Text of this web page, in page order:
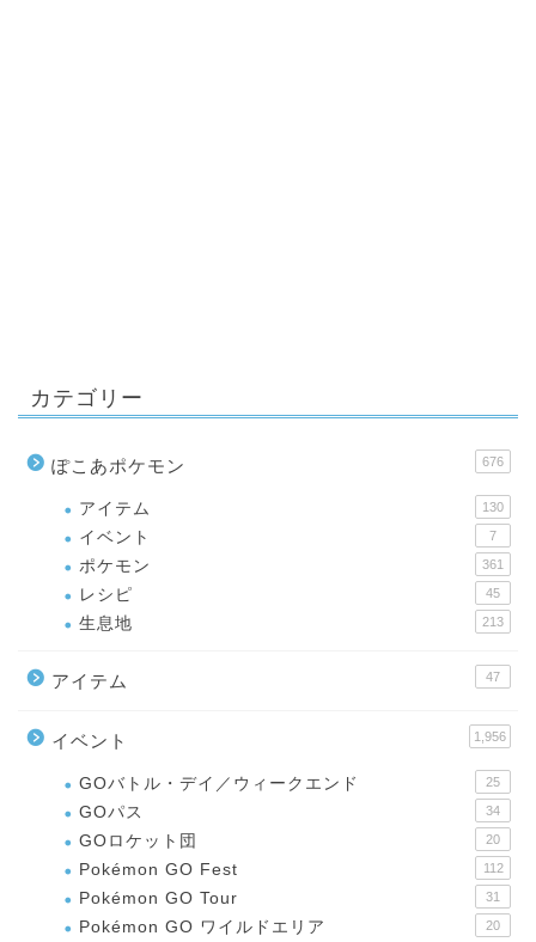
カテゴリー
ぽこあポケモン 676
アイテム 130
イベント 7
ポケモン 361
レシピ 45
生息地 213
アイテム 47
イベント 1,956
GOバトル・デイ／ウィークエンド 25
GOパス 34
GOロケット団 20
Pokémon GO Fest 112
Pokémon GO Tour 31
Pokémon GO ワイルドエリア 20